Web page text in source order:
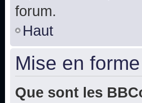
forum.
Haut
Mise en
Que sont les